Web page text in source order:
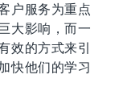
户服务为重点
大影响，而一
效的方式来引
快他们的学习